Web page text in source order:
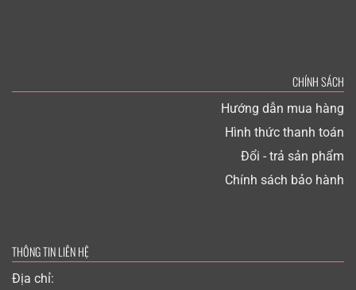
CHÍNH SÁCH
Hướng dẫn mua hàng
Hình thức thanh toán
Đổi - trả sản phẩm
Chính sách bảo hành
THÔNG TIN LIÊN HỆ
Địa chỉ: